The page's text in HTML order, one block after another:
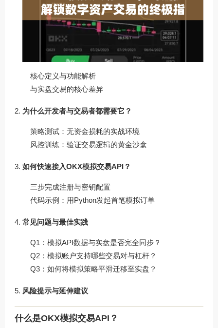
核心定义与功能解析
与实盘交易的核心差异
为什么开发者与交易者都需要它？
策略测试：无资金损耗的实战环境
风控训练：验证交易逻辑的黄金沙盒
如何快速接入OKX模拟交易API？
三步完成注册与密钥配置
代码示例：用Python发起首笔模拟订单
常见问题与最佳实践
Q1：模拟API数据与实盘是否完全同步？
Q2：模拟账户支持哪些交易对与杠杆？
Q3：如何将模拟策略平滑迁移至实盘？
风险提示与延伸建议
什么是OKX模拟交易API？